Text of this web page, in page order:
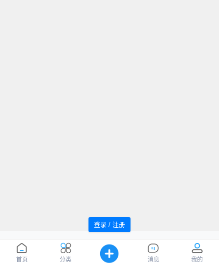
首页 分类 消息 我的
登录 / 注册
追风者论坛 Powered by WindMC
备20220059号
1036848
Processed: , SQL: